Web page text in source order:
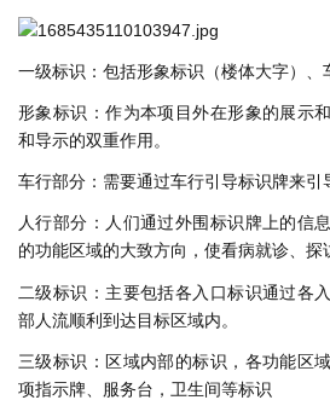
⼀级标识：包括形象标识（楼体⼤字）、
形象标识：作为本项⽬外在形象的展⽰
和导⽰的双重作⽤。
⻋⾏部分：需要通过⻋⾏引导标识牌来引
⼈⾏部分：⼈们通过外围标识牌上的信
的功能区域的⼤致⽅向，使看病就诊、 探
⼆级标识：主要包括各⼊⼝标识通过各
部⼈流顺利到达⽬标区域内。
三级标识：区域内部的标识，各功能区
项指⽰牌、服务台，卫⽣间等标识